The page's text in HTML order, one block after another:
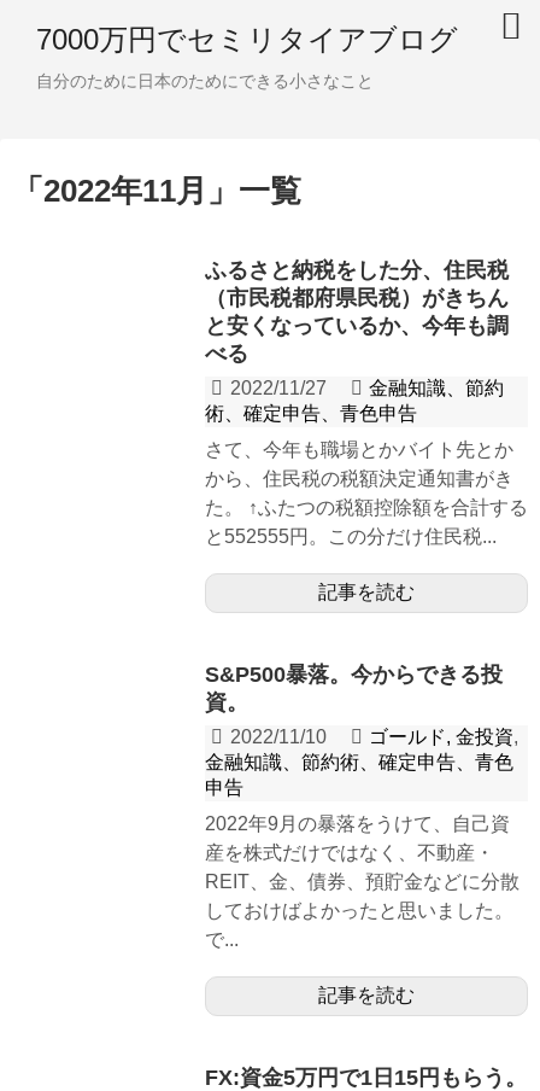
7000万円でセミリタイアブログ
自分のために日本のためにできる小さなこと
「 2022年11月 」 一覧
ふるさと納税をした分、住民税
（市民税都府県民税）がきちん
と安くなっているか、今年も調
べる
2022/11/27
金融知識、節約
術、確定申告、青色申告
さて、今年も職場とかバイト先とか
から、住民税の税額決定通知書がき
た。 ↑ふたつの税額控除額を合計する
と552555円。この分だけ住民税...
記事を読む
S&P500暴落。今からできる投
資。
2022/11/10 ゴールド, 金投資,
金融知識、節約術、確定申告、青色
申告
2022年9月の暴落をうけて、自己資
産を株式だけではなく、不動産・
REIT、金、債券、預貯金などに分散
しておけばよかったと思いました。
で...
記事を読む
FX:資金5万円で1日15円もらう。